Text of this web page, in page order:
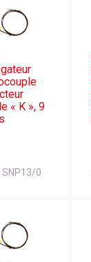
« K », 9
SNP13/0